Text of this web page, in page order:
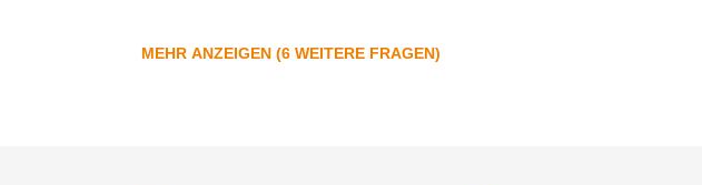
MEHR ANZEIGEN (6 WEITERE FRAGEN)